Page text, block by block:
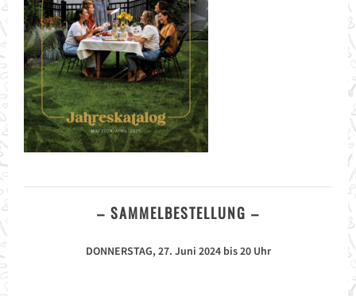
– SAMMELBESTELLUNG –
DONNERSTAG, 27. Juni 2024 bis 20 Uhr